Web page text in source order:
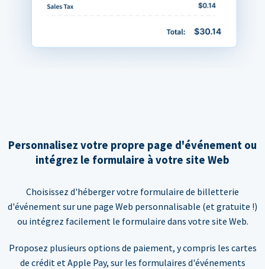
Personnalisez votre propre page d'événement ou
intégrez le formulaire à votre site Web
Choisissez d'héberger votre formulaire de billetterie
d'événement sur une page Web personnalisable (et gratuite !)
ou intégrez facilement le formulaire dans votre site Web.
Proposez plusieurs options de paiement, y compris les cartes
de crédit et Apple Pay, sur les formulaires d'événements